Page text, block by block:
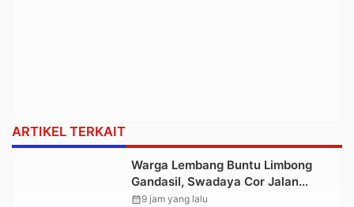
ARTIKEL TERKAIT
Warga Lembang Buntu Limbong
Gandasil, Swadaya Cor Jalan
Sepanjang 500 Meter
calendar_month9 jam yang lalu